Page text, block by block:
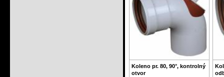
Koleno pr. 80, 90°, kontrolný
otvor